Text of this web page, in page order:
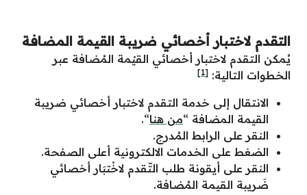
التقدم لاختبار أخصائي ضريبة القيمة المضافة
يُمكن التقدم لاختبار أخصائي القيْمة المُضافة عبر
الخطوات التالية: [1]
الانتقال إلى خدمة التقدم لاختبار أخصائي ضريبة
القيمة المضافة “من هنا“.
النقر على الرابط المُدرج.
الضغط على الخدمات الالكترونية أعلى الصفحة.
النقر على أيقونة طلب التّقدم لاخْتبَار أخصائي
ضَريبة القيمة المُضافة.